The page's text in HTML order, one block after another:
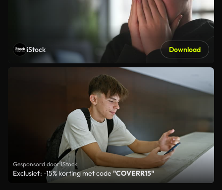
iStock Download
Gesponsord door iStock
Exclusief: -15% korting met code "COVERR15"